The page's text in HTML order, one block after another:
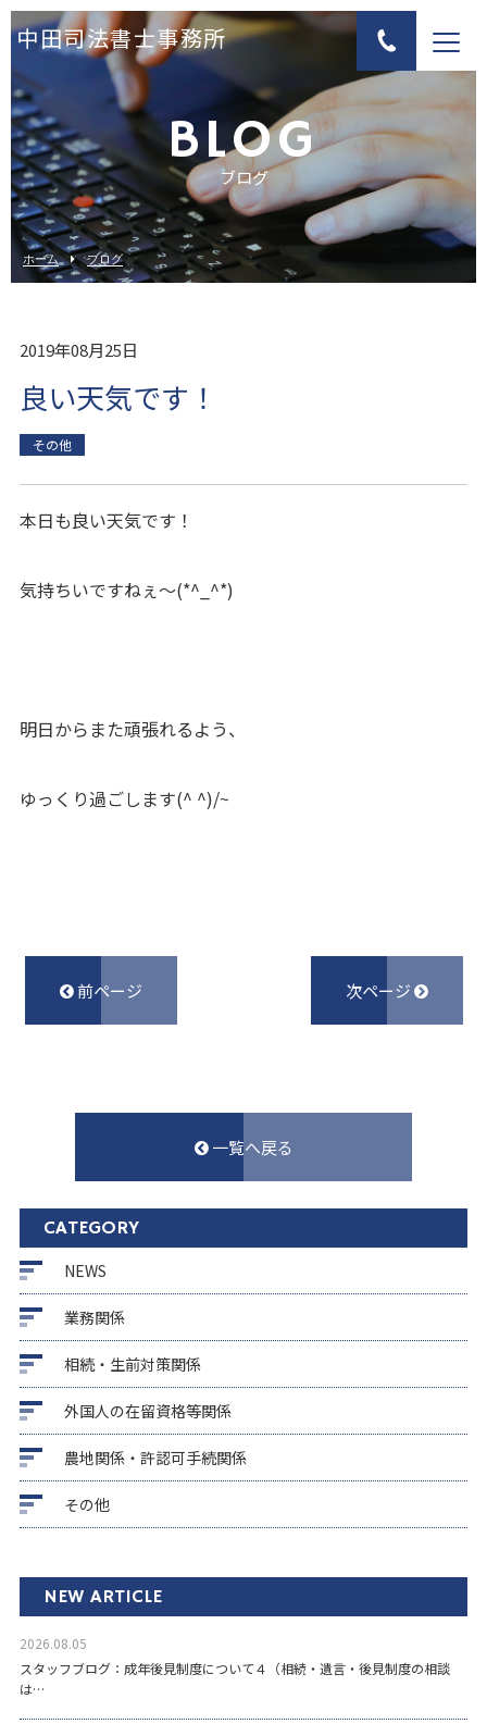
中田司法書士事務所
BLOG
ブログ
ホーム ブログ
2019年08月25日
良い天気です！
その他
本日も良い天気です！
気持ちいですねぇ～(*^_^*)
明日からまた頑張れるよう、
ゆっくり過ごします(^ ^)/~
前ページ 次ページ
一覧へ戻る
CATEGORY
NEWS
業務関係
相続・生前対策関係
外国人の在留資格等関係
農地関係・許認可手続関係
その他
NEW ARTICLE
2026.08.05
スタッフブログ：成年後見制度について４（相続・遺言・後見制度の相談
は…